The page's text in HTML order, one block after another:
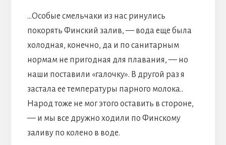
…Особые смельчаки из нас ринулись
покорять Финский залив, — вода еще была
холодная, конечно, да и по санитарным
нормам не пригодная для плавания, — но
наши поставили «галочку». В другой раз я
застала ее температуры парного молока..
Народ тоже не мог этого оставить в стороне,
— и мы все дружно ходили по Финскому
заливу по колено в воде.